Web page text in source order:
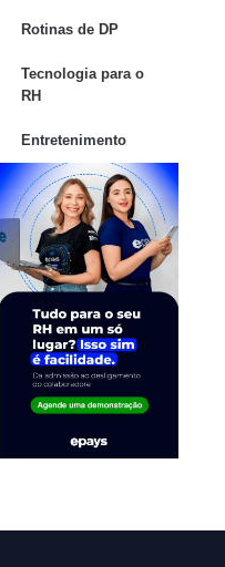
Rotinas de DP
Tecnologia para o
RH
Entretenimento